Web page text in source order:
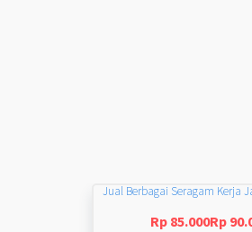
Jual Berbagai Seragam Kerja
Rp 85.000Rp